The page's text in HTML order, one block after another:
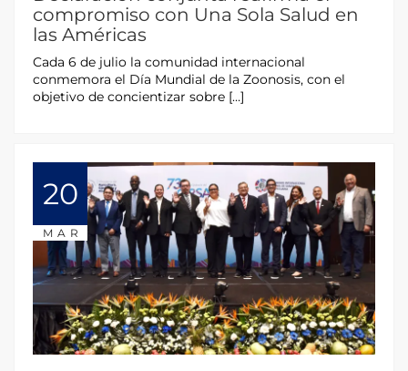
compromiso con Una Sola Salud en
las Américas
Cada 6 de julio la comunidad internacional
conmemora el Día Mundial de la Zoonosis, con el
objetivo de concientizar sobre […]
20
MAR